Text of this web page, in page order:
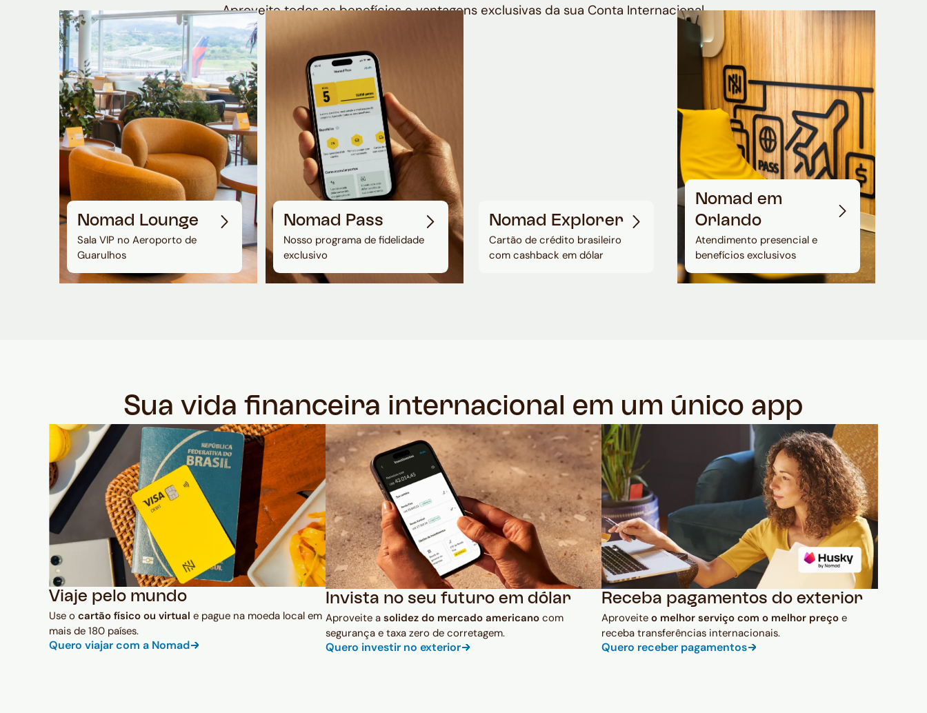
Aproveite todos os benefícios e vantagens exclusivas da sua Conta Internacional
Nomad Lounge
Sala VIP no Aeroporto de
Guarulhos
Nomad Pass
Nosso programa de fidelidade
exclusivo
Nomad Explorer
Cartão de crédito brasileiro
com cashback em dólar
Nomad em
Orlando
Atendimento presencial e
benefícios exclusivos
Sua vida financeira internacional em um único app
Viaje pelo mundo
Use o cartão físico ou virtual e pague na moeda local em
mais de 180 países.
Quero viajar com a Nomad
Invista no seu futuro em dólar
Aproveite a solidez do mercado americanocom
segurança e taxa zero de corretagem.
Quero investir no exterior
Receba pagamentos do exterior
Aproveiteo melhor serviço com o melhor preço e
receba transferências internacionais.
Quero receber pagamentos